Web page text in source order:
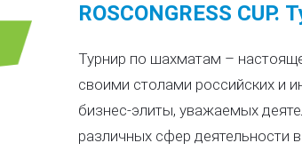
ROSCONGRESS
Турнир по шахматам –
своими столами российских и
бизнес-элиты, уважаемых
различных сфер деятельности